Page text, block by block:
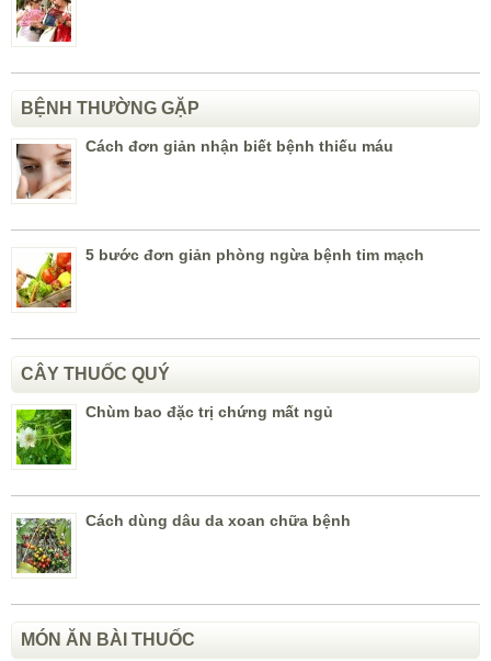
BỆNH THƯỜNG GẶP
Cách đơn giản nhận biết bệnh thiếu máu
5 bước đơn giản phòng ngừa bệnh tim mạch
CÂY THUỐC QUÝ
Chùm bao đặc trị chứng mất ngủ
Cách dùng dâu da xoan chữa bệnh
MÓN ĂN BÀI THUỐC